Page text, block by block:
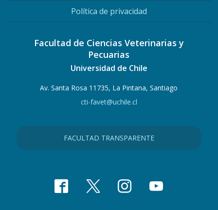
Política de privacidad
Facultad de Ciencias Veterinarias y
Pecuarias
Universidad de Chile
Av. Santa Rosa 11735, La Pintana, Santiago
cti-favet@uchile.cl
FACULTAD TRANSPARENTE